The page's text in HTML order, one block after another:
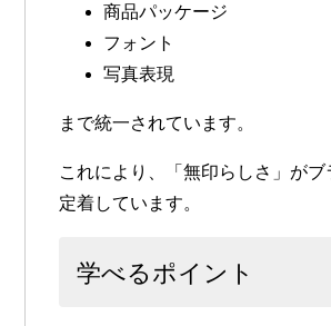
商品パッケージ
フォント
写真表現
まで統一されています。
これにより、「無印らしさ」がブ
定着しています。
学べるポイント